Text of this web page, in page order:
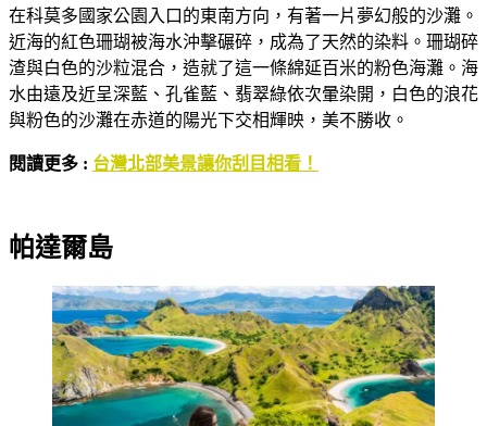
在科莫多國家公園入口的東南方向，有著一片夢幻般的沙灘。
近海的紅色珊瑚被海水沖擊碾碎，成為了天然的染料。珊瑚碎
渣與白色的沙粒混合，造就了這一條綿延百米的粉色海灘。海
水由遠及近呈深藍、孔雀藍、翡翠綠依次暈染開，白色的浪花
與粉色的沙灘在赤道的陽光下交相輝映，美不勝收。
閱讀更多 : 台灣北部美景讓你刮目相看！
帕達爾島